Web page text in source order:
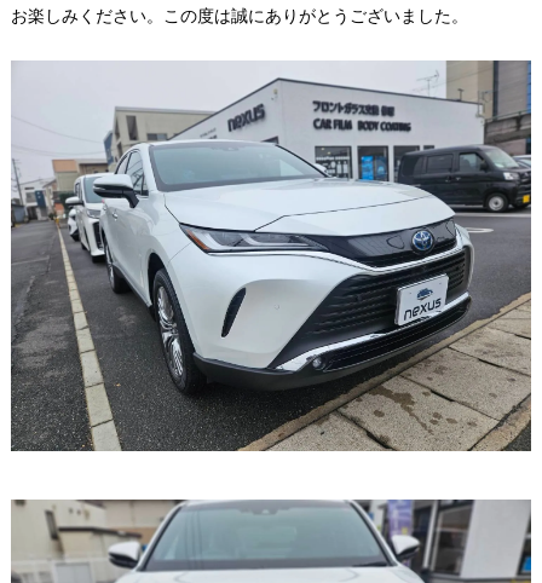
お楽しみください。この度は誠にありがとうございました。